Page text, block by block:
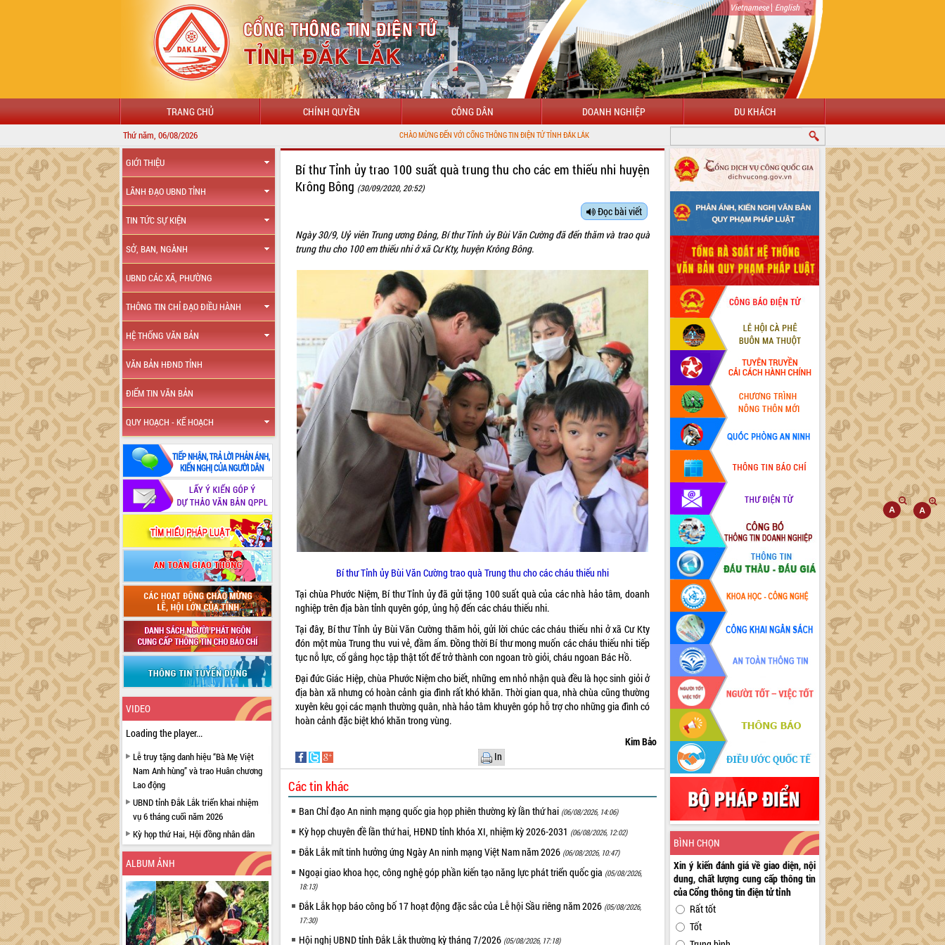
Vietnamese| English
TRANG CHỦ CHÍNH QUYỀN CÔNG DÂN DOANH NGHIỆP DU KHÁCH
Thứ năm, 06/08/2026 CHÀO MỪNG ĐẾN VỚI CỔNG THÔNG TIN ĐIỆN TỬ TỈNH ĐẮK LẮK
GIỚI THIỆU
LÃNH ĐẠO UBND TỈNH
TIN TỨC SỰ KIỆN
SỞ, BAN, NGÀNH
UBND CÁC XÃ, PHƯỜNG
THÔNG TIN CHỈ ĐẠO ĐIỀU HÀNH
HỆ THỐNG VĂN BẢN
VĂN BẢN HĐND TỈNH
ĐIỂM TIN VĂN BẢN
QUY HOẠCH - KẾ HOẠCH
VIDEO
Loading the player...
Lễ truy tặng danh hiệu “Bà Mẹ Việt
Nam Anh hùng” và trao Huân chương
Lao động
UBND tỉnh Đắk Lắk triển khai nhiệm
vụ 6 tháng cuối năm 2026
Kỳ họp thứ Hai, Hội đồng nhân dân
tỉnh khóa XI quyết nghị nhiều nội dung
quan trọng
Bí thư Tỉnh ủy Lương Nguyễn Minh
Triết thăm, tặng quà người có công với
cách mạng
Rà soát, hoàn thiện hệ thống thiết chế
văn hóa, thể thao đáp ứng yêu cầu
ALBUM ẢNH
Bí thư Tỉnh ủy trao 100 suất quà trung thu cho các em thiếu nhi huyện
Krông Bông (30/09/2020, 20:52)
Đọc bài viết
Ngày 30/9, Uỷ viên Trung ương Đảng, Bí thư Tỉnh ủy Bùi Văn Cường đã đến thăm và trao quà
trung thu cho 100 em thiếu nhi ở xã Cư Kty, huyện Krông Bông.
Bí thư Tỉnh ủy Bùi Văn Cường trao quà Trung thu cho các cháu thiếu nhi
Tại chùa Phước Niệm, Bí thư Tỉnh ủy đã gửi tặng 100 suất quà của các nhà hảo tâm, doanh
nghiệp trên địa bàn tỉnh quyên góp, ủng hộ đến các cháu thiếu nhi.
Tại đây, Bí thư Tỉnh ủy Bùi Văn Cường thăm hỏi, gửi lời chúc các cháu thiếu nhi ở xã Cư Kty
đón một mùa Trung thu vui vẻ, đầm ấm. Đồng thời Bí thư mong muốn các cháu thiếu nhi tiếp
tục nỗ lực, cố gắng học tập thật tốt để trở thành con ngoan trò giỏi, cháu ngoan Bác Hồ.
Đại đức Giác Hiệp, chùa Phước Niệm cho biết, những em nhỏ nhận quà đều là học sinh giỏi ở
địa bàn xã nhưng có hoàn cảnh gia đình rất khó khăn. Thời gian qua, nhà chùa cũng thường
xuyên kêu gọi các mạnh thường quân, nhà hảo tâm khuyên góp hỗ trợ cho những gia đình có
hoàn cảnh đặc biệt khó khăn trong vùng.
Kim Bảo
In
Các tin khác
Ban Chỉ đạo An ninh mạng quốc gia họp phiên thường kỳ lần thứ hai (06/08/2026, 14:06)
Kỳ họp chuyên đề lần thứ hai, HĐND tỉnh khóa XI, nhiệm kỳ 2026-2031 (06/08/2026, 12:02)
Đắk Lắk mít tinh hưởng ứng Ngày An ninh mạng Việt Nam năm 2026 (06/08/2026, 10:47)
Ngoại giao khoa học, công nghệ góp phần kiến tạo năng lực phát triển quốc gia (05/08/2026,
18:13)
Đắk Lắk họp báo công bố 17 hoạt động đặc sắc của Lễ hội Sầu riêng năm 2026 (05/08/2026,
17:30)
Hội nghị UBND tỉnh Đắk Lắk thường kỳ tháng 7/2026 (05/08/2026, 17:18)
BÌNH CHỌN
Xin ý kiến đánh giá về giao diện, nội
dung, chất lượng cung cấp thông tin
của Cổng thông tin điện tử tỉnh
Rất tốt
Tốt